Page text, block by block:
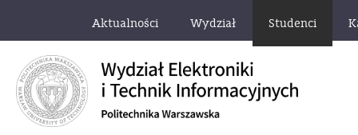
Aktualności Wydział Studenci